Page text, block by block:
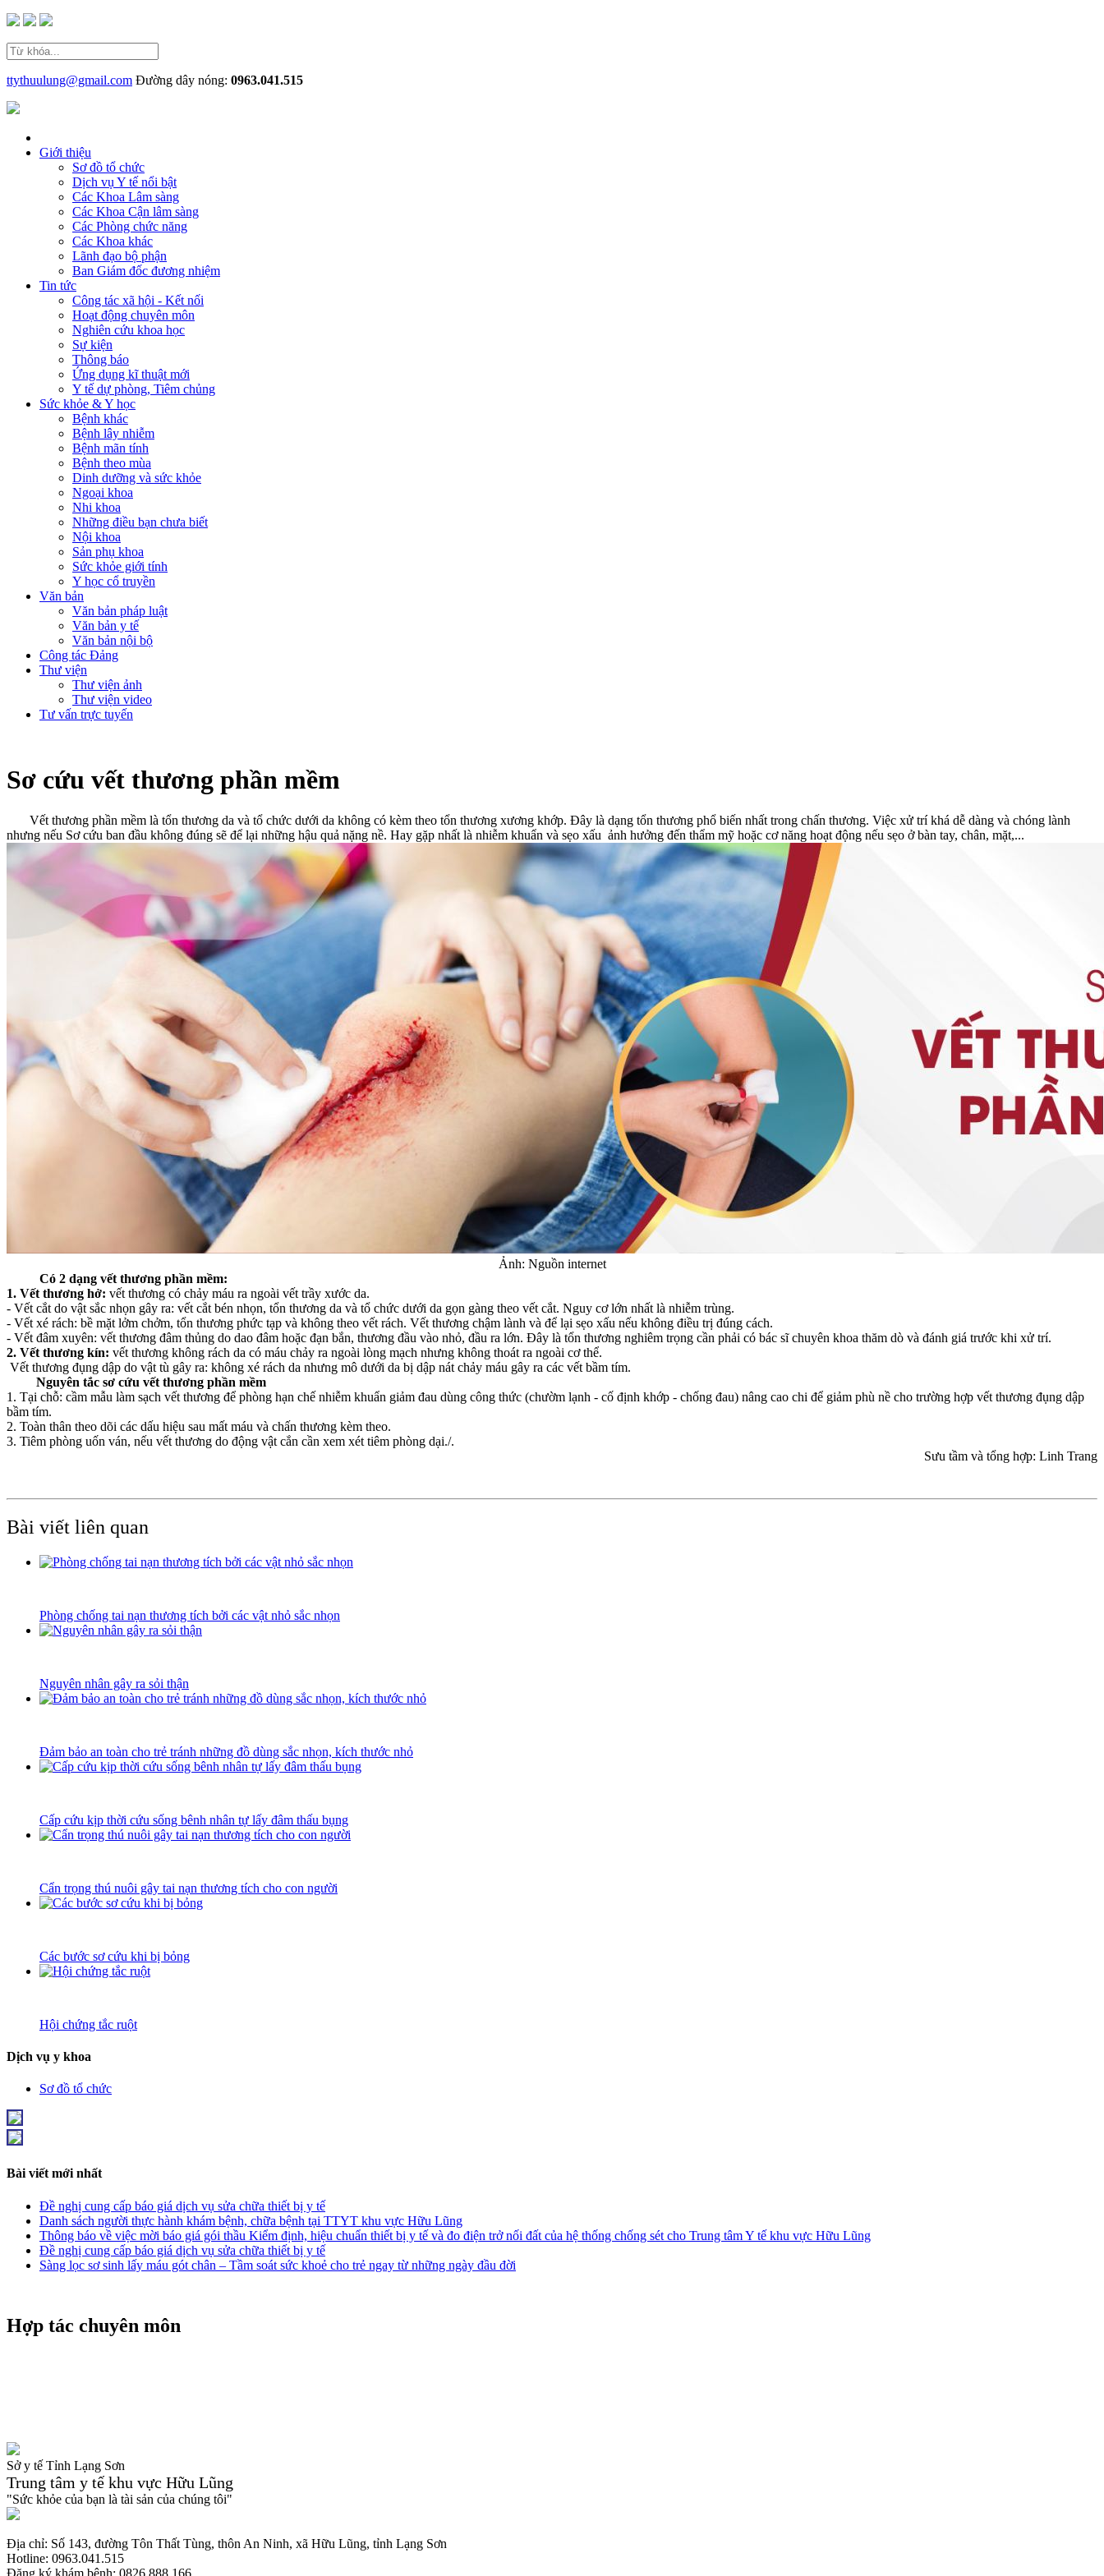
ttythuulung@gmail.com Đường dây nóng: 0963.041.515
Giới thiệu
Sơ đồ tổ chức
Dịch vụ Y tế nổi bật
Các Khoa Lâm sàng
Các Khoa Cận lâm sàng
Các Phòng chức năng
Các Khoa khác
Lãnh đạo bộ phận
Ban Giám đốc đương nhiệm
Tin tức
Công tác xã hội - Kết nối
Hoạt động chuyên môn
Nghiên cứu khoa học
Sự kiện
Thông báo
Ứng dụng kĩ thuật mới
Y tế dự phòng, Tiêm chủng
Sức khỏe & Y học
Bệnh khác
Bệnh lây nhiễm
Bệnh mãn tính
Bệnh theo mùa
Dinh dưỡng và sức khỏe
Ngoại khoa
Nhi khoa
Những điều bạn chưa biết
Nội khoa
Sản phụ khoa
Sức khỏe giới tính
Y học cổ truyền
Văn bản
Văn bản pháp luật
Văn bản y tế
Văn bản nội bộ
Công tác Đảng
Thư viện
Thư viện ảnh
Thư viện video
Tư vấn trực tuyến
Sơ cứu vết thương phần mềm
Vết thương phần mềm là tổn thương da và tổ chức dưới da không có kèm theo tổn thương xương khớp. Đây là dạng tổn thương phổ biến nhất trong chấn thương. Việc xử trí khá dễ dàng và chóng lành
nhưng nếu Sơ cứu ban đầu không đúng sẽ để lại những hậu quả nặng nề. Hay gặp nhất là nhiễm khuẩn và sẹo xấu ảnh hưởng đến thẩm mỹ hoặc cơ năng hoạt động nếu sẹo ở bàn tay, chân, mặt,...
Ảnh: Nguồn internet
Có 2 dạng vết thương phần mềm:
1. Vết thương hở: vết thương có chảy máu ra ngoài vết trầy xước da.
- Vết cắt do vật sắc nhọn gây ra: vết cắt bén nhọn, tổn thương da và tổ chức dưới da gọn gàng theo vết cắt. Nguy cơ lớn nhất là nhiễm trùng.
- Vết xé rách: bề mặt lởm chởm, tổn thương phức tạp và không theo vết rách. Vết thương chậm lành và để lại sẹo xấu nếu không điều trị đúng cách.
- Vết đâm xuyên: vết thương đâm thủng do dao đâm hoặc đạn bắn, thương đầu vào nhỏ, đầu ra lớn. Đây là tổn thương nghiêm trọng cần phải có bác sĩ chuyên khoa thăm dò và đánh giá trước khi xử trí.
2. Vết thương kín: vết thương không rách da có máu chảy ra ngoài lòng mạch nhưng không thoát ra ngoài cơ thể.
Vết thương đụng dập do vật tù gây ra: không xé rách da nhưng mô dưới da bị dập nát chảy máu gây ra các vết bầm tím.
Nguyên tắc sơ cứu vết thương phần mềm
1. Tại chỗ: cầm mẫu làm sạch vết thương để phòng hạn chế nhiễm khuẩn giảm đau dùng công thức (chườm lạnh - cố định khớp - chống đau) nâng cao chi để giảm phù nề cho trường hợp vết thương đụng dập
bầm tím.
2. Toàn thân theo dõi các dấu hiệu sau mất máu và chấn thương kèm theo.
3. Tiêm phòng uốn ván, nếu vết thương do động vật cắn cần xem xét tiêm phòng dại./.
Sưu tầm và tổng hợp: Linh Trang
Bài viết liên quan
Phòng chống tai nạn thương tích bởi các vật nhỏ sắc nhọn
Nguyên nhân gây ra sỏi thận
Đảm bảo an toàn cho trẻ tránh những đồ dùng sắc nhọn, kích thước nhỏ
Cấp cứu kịp thời cứu sống bênh nhân tự lấy đâm thấu bụng
Cẩn trọng thú nuôi gây tai nạn thương tích cho con người
Các bước sơ cứu khi bị bỏng
Hội chứng tắc ruột
Dịch vụ y khoa
Sơ đồ tổ chức
Bài viết mới nhất
Đề nghị cung cấp báo giá dịch vụ sửa chữa thiết bị y tế
Danh sách người thực hành khám bệnh, chữa bệnh tại TTYT khu vực Hữu Lũng
Thông báo về việc mời báo giá gói thầu Kiểm định, hiệu chuẩn thiết bị y tế và đo điện trở nối đất của hệ thống chống sét cho Trung tâm Y tế khu vực Hữu Lũng
Đề nghị cung cấp báo giá dịch vụ sửa chữa thiết bị y tế
Sàng lọc sơ sinh lấy máu gót chân – Tầm soát sức khoẻ cho trẻ ngay từ những ngày đầu đời
Hợp tác chuyên môn
Sở y tế Tỉnh Lạng Sơn
Trung tâm y tế khu vực Hữu Lũng
"Sức khỏe của bạn là tài sản của chúng tôi"
Địa chỉ: Số 143, đường Tôn Thất Tùng, thôn An Ninh, xã Hữu Lũng, tỉnh Lạng Sơn
Hotline: 0963.041.515
Đăng ký khám bệnh: 0826.888.166